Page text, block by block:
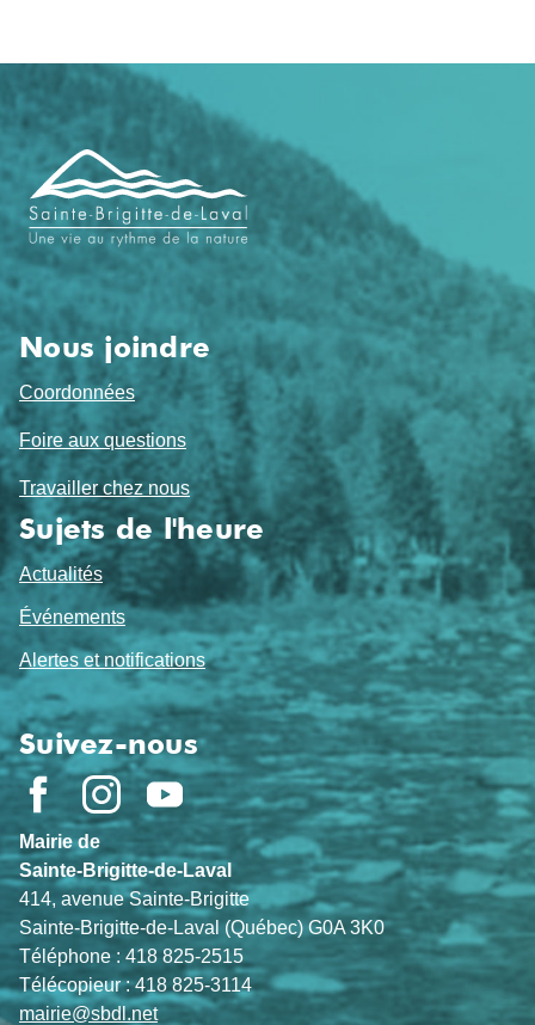
Navigation
de
pied
de
page
Nous joindre
Coordonnées
Foire aux questions
Travailler chez nous
Sujets de l'heure
Actualités
Événements
Alertes et notifications
Suivez-nous
Mairie de
Sainte-Brigitte-de-Laval
414, avenue Sainte-Brigitte
Sainte-Brigitte-de-Laval (Québec) G0A 3K0
Téléphone : 418 825-2515
Télécopieur : 418 825-3114
mairie@sbdl.net